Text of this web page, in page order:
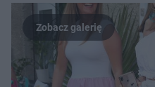
Post udostępniony przez dr
(@irenakaminskaradomska)